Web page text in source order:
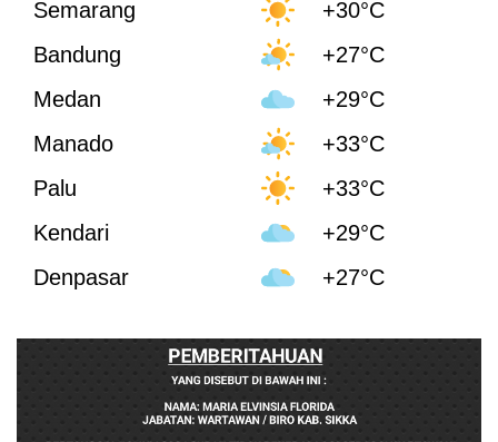
Semarang
+30°C
Bandung
+27°C
Medan
+29°C
Manado
+33°C
Palu
+33°C
Kendari
+29°C
Denpasar
+27°C